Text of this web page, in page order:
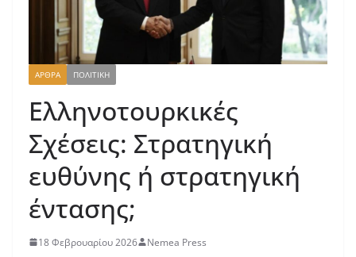
ΑΡΘΡΑ ΠΟΛΙΤΙΚΗ
Ελληνοτουρκικές
Σχέσεις: Στρατηγική
ευθύνης ή στρατηγική
έντασης;
18 Φεβρουαρίου 2026 Nemea Press